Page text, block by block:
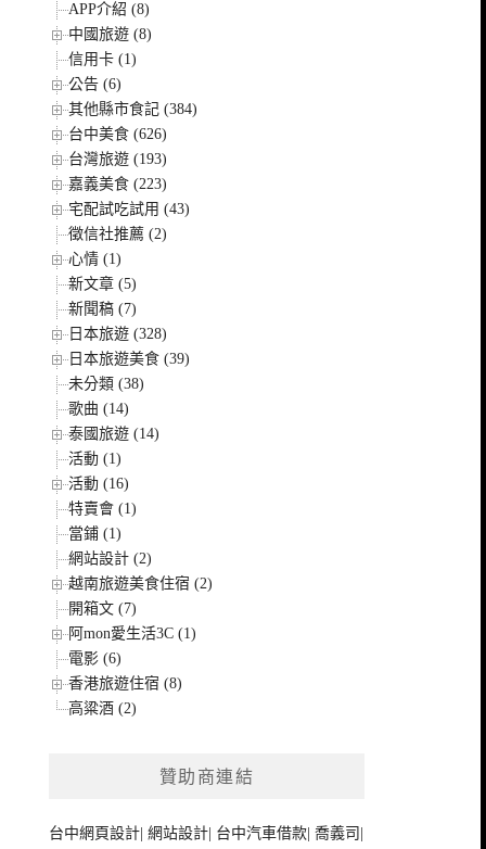
APP介紹 (8)
中國旅遊 (8)
信用卡 (1)
公告 (6)
其他縣市食記 (384)
台中美食 (626)
台灣旅遊 (193)
嘉義美食 (223)
宅配試吃試用 (43)
徵信社推薦 (2)
心情 (1)
新文章 (5)
新聞稿 (7)
日本旅遊 (328)
日本旅遊美食 (39)
未分類 (38)
歌曲 (14)
泰國旅遊 (14)
活動 (1)
活動 (16)
特賣會 (1)
當鋪 (1)
網站設計 (2)
越南旅遊美食住宿 (2)
開箱文 (7)
阿mon愛生活3C (1)
電影 (6)
香港旅遊住宿 (8)
高粱酒 (2)
贊助商連結
台中網頁設計 |網站設計 台中汽車借款 |喬義司